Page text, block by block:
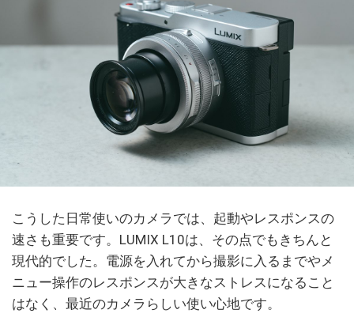
こうした日常使いのカメラでは、起動やレスポンスの
速さも重要です。LUMIX L10は、その点でもきちんと
現代的でした。電源を入れてから撮影に入るまでやメ
ニュー操作のレスポンスが大きなストレスになること
はなく、最近のカメラらしい使い心地です。